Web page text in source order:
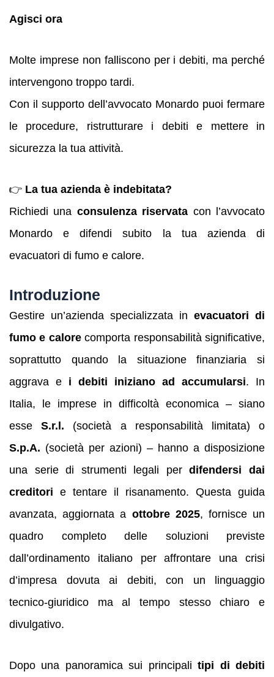
Agisci ora
Molte imprese non falliscono per i debiti, ma perché
intervengono troppo tardi.
Con il supporto dell’avvocato Monardo puoi fermare
le procedure, ristrutturare i debiti e mettere in
sicurezza la tua attività.
👉 La tua azienda è indebitata?
Richiedi una consulenza riservata con l’avvocato
Monardo e difendi subito la tua azienda di
evacuatori di fumo e calore.
Introduzione
Gestire un’azienda specializzata in evacuatori di
fumo e calorecomporta responsabilità significative,
soprattutto quando la situazione finanziaria si
aggrava e i debiti iniziano ad accumularsi. In
Italia, le imprese in difficoltà economica – siano
esseS.r.l. (società a responsabilità limitata) o
S.p.A. (società per azioni) – hanno a disposizione
una serie di strumenti legali perdifendersi dai
creditori e tentare il risanamento. Questa guida
avanzata, aggiornata a ottobre 2025, fornisce un
quadro completo delle soluzioni previste
dall’ordinamento italiano per affrontare una crisi
d’impresa dovuta ai debiti, con un linguaggio
tecnico-giuridico ma al tempo stesso chiaro e
divulgativo.
Dopo una panoramica sui principalitipi di debiti